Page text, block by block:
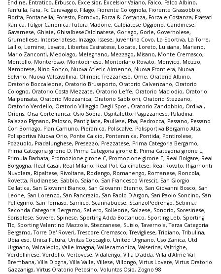
Endine, Entratico, Erbusco, Excelsior, Excelsior Vaiano, Falco, Falco Albino,
Fanfulla, Fara, Fc Caravaggio, Filago, Fiorente Colognola, Fiorente Grassobbio,
Fiorita, Fontanella, Foresto, Fornovo, Forza & Costanza, Forza e Costanza, Frassati
Ranica, Fulgor Canonica, Futura Madone, Galbiatese Oggiono, Gandinese,
Gavarnese, Ghiaie, GhisalbeseCalcinatese, Gorlago, Gorle, Governolese,
Grumellese, Interseriatese, Inzago, Issese, Juventina Covo, La Sportiva, La Torre,
Lallio, Lemine, Levate, Libertas Casiratese, Locate, Loreto, Luisiana, Mariano,
Mario Zanconti, Medolago, Melegnano, Mezzago, Misano, Monte Cremasco,
Montello, Monterosso, Montodinese, Montorfano Rovato, Monvico, Mozzo,
Nembrese, Nino Ronco, Nuova Atletic Almenno, Nuova Frontiera, Nuova
Selvino, Nuova Valcavallina, Olimpic Trezzanese, Ome, Oratorio Albino,
Oratorio Boccaleone, Oratorio Brusaporto, Oratorio Calvenzano, Oratorio
Cologno, Oratorio Costa Mezzate, Oratorio Leffe, Oratorio Maclodio, Oratorio
Malpensata, Oratorio Mozzanica, Oratorio Sabbioni, Oratorio Stezzano,
Oratorio Verdello, Oratorio Villaggio Degli Sposi, Oratorio Zandobbio, Ordival,
Oriens, Orsa Cortefranca, Osio Sopra, Ospitaletto, Pagazzanese, Paladina,
Palazzo Pignano, Palosco, Pantigliate, Paullese, Pba, Pedrocca, Pessano, Pessano
Con Bornago, Pian Camuno, Pieranica, Poliscalve, Polisportiva Bergamo Alta,
Polisportiva Nuova Orio, Ponte Calcio, Ponteranica, Pontida, Pontirolese,
Pozzuolo, Pradalunghese, Presezzo, Prezzatese, Prima Categoria Bergamo,
Prima Categoria girone D, Prima Categoria girone E, Prima Categoria girone L,
Primula Barbata, Promozione girone C, Promozione girone E, Real Bolgare, Real
Borgogna, Real Casal, Real Milano, Real Pol. Calcinatese, Real Rovato, Rigamonti
Nuvolera, Ripaltese, Rivoltana, Rodengo, Romanengo, Romanese, Roncola,
Rovetta, Rudianese, Sabbio, Saiano, San Francesco Virescit, San Giorgio
Cellatica, San Giovanni Bianco, San Giovanni Bienno, San Giovanni Bosco, San
Leone, San Lorenzo, San Pancrazio, San Paolo D'Argon, San Paolo Soncino, San
Pellegrino, San Tomaso, Sarnico, Scannabuese, ScanzoPedrengo, Sebinia,
Seconda Categoria Bergamo, Sellero, Solleone, Solzese, Sondrio, Soresinese,
Sorisolese, Sovere, Spinese, Sporting Adda Bottanuco, Sporting Leb, Sporting
Tlc, Sporting Valentino Mazzola, Stezzanese, Suisio,Tavernola,Terza Categoria
Bergamo,Torre De' Roveri,Trescore Cremasco,Trevigliese,Tribiano,Tribulina,
Ubialese, Unica Futura, Unitas Coccaglio, United Urgnano, Uso Zanica, Utd
Urgnano, Valcalepio, Valle Imagna, Vallecamonica, Valserina, Valtrighe,
Verdellinese, Verdello, Vertovese, Vidalengo, Villa D'adda, Villa d'Almè Val
Brembana, Villa D'ogna, Villa Valle, Villese, Villongo, Virtus Lovere, Virtus Oratorio
Gazzaniga, Virtus Oratorio Petosino, Voluntas Osio, Zogno 98